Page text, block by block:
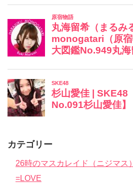
カテゴリー
26時のマスカレイド（ニジマス）
=LOVE